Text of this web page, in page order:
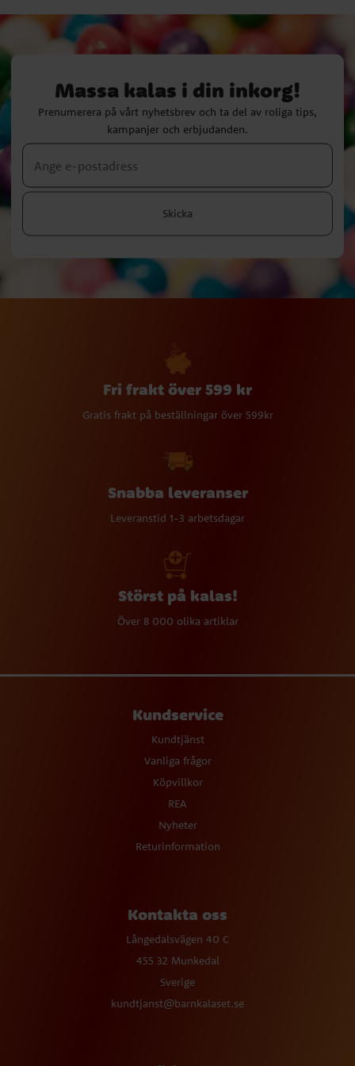
Massa kalas i din inkorg!
Prenumerera på vårt nyhetsbrev och ta del av roliga tips,
kampanjer och erbjudanden.
Skicka
Fri frakt över 599 kr
Gratis frakt på beställningar över 599kr
Snabba leveranser
Leveranstid 1-3 arbetsdagar
Störst på kalas!
Över 8 000 olika artiklar
Kundservice
Kundtjänst
Vanliga frågor
Köpvillkor
REA
Nyheter
Returinformation
Kontakta oss
Långedalsvägen 40 C
455 32 Munkedal
Sverige
kundtjanst@barnkalaset.se